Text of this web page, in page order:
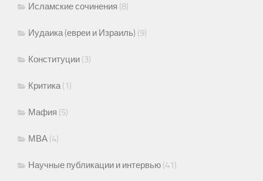
Исламские сочинения (8)
Иудаика (евреи и Израиль) (9)
Конституции (3)
Критика(1)
Мафия (5)
МВА (4)
Научные публикации и интервью (41)